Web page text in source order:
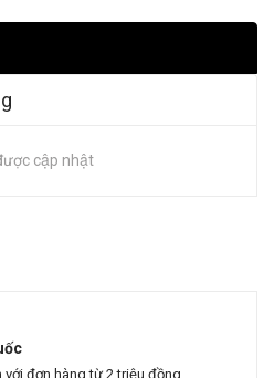
cập nhật
với đơn hàng từ 2 triệu đồng.